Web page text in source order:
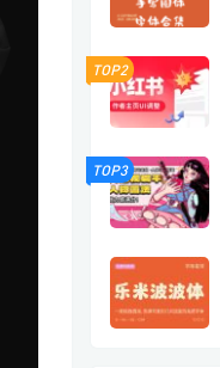
TOP2
TOP3